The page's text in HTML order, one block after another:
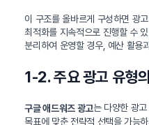
이 구조를 올바르게 구성하면 광
최적화를 지속적으로 진행할 수
분리하여 운영할 경우, 예산 활용
1-2. 주요 광고 유형
구글 애드워즈 광고는 다양한 광
목표에 맞춘 전략적 선택을 가능